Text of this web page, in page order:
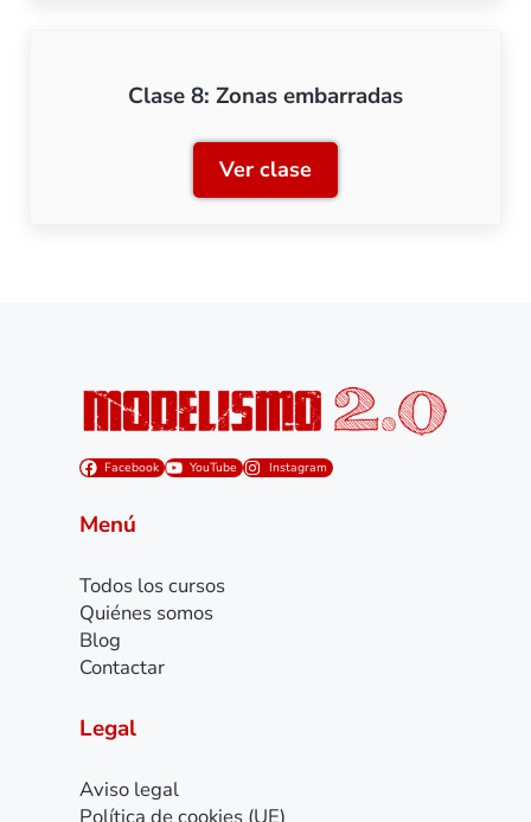
Clase 8: Zonas embarradas
Ver claseClase 8: Zonas
Facebook YouTube Instagram
Menú
Todos los cursos
Quiénes somos
Blog
Contactar
Legal
Aviso legal
Política de cookies (UE)